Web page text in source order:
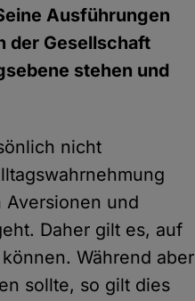
Ausführungen
der Gesellschaft
stehen und
nicht
Aversionen und
Daher gilt es, auf
Während aber
sollte, so gilt dies